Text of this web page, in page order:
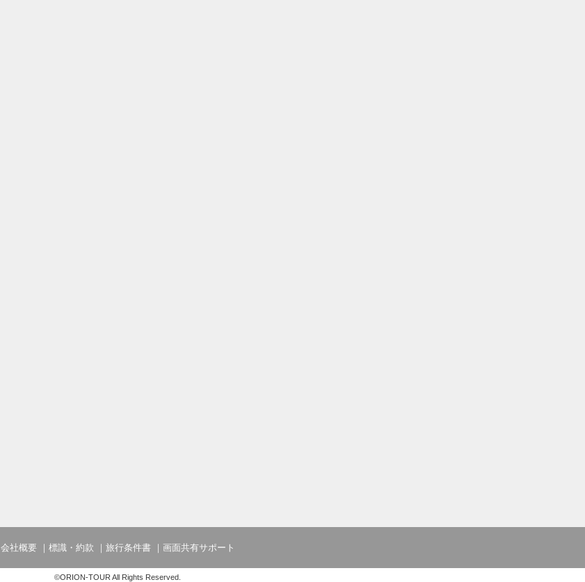
会社概要 標識・約款 旅行条件書 画面共有サポート
©ORION-TOUR All Rights Reserved.